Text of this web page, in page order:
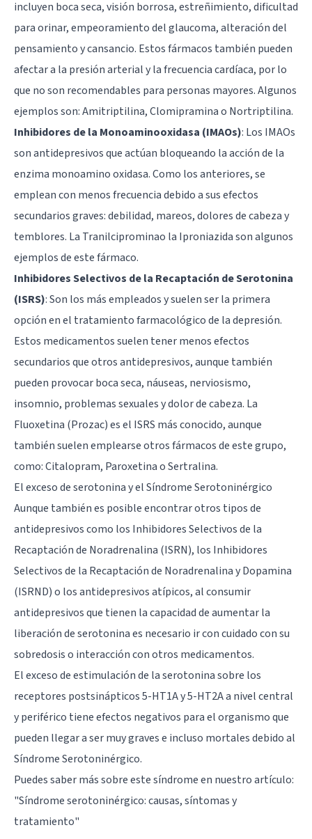
incluyen boca seca, visión borrosa, estreñimiento, dificultad
para orinar, empeoramiento del glaucoma, alteración del
pensamiento y cansancio. Estos fármacos también pueden
afectar a la presión arterial y la frecuencia cardíaca, por lo
que no son recomendables para personas mayores. Algunos
ejemplos son: Amitriptilina, Clomipramina o Nortriptilina.
Inhibidores de la Monoaminooxidasa (IMAOs): Los IMAOs
son antidepresivos que actúan bloqueando la acción de la
enzima monoamino oxidasa. Como los anteriores, se
emplean con menos frecuencia debido a sus efectos
secundarios graves: debilidad, mareos, dolores de cabeza y
temblores. La Tranilciprominao la Iproniazida son algunos
ejemplos de este fármaco.
Inhibidores Selectivos de la Recaptación de Serotonina
(ISRS): Son los más empleados y suelen ser la primera
opción en el tratamiento farmacológico de la depresión.
Estos medicamentos suelen tener menos efectos
secundarios que otros antidepresivos, aunque también
pueden provocar boca seca, náuseas, nerviosismo,
insomnio, problemas sexuales y dolor de cabeza. La
Fluoxetina (Prozac) es el ISRS más conocido, aunque
también suelen emplearse otros fármacos de este grupo,
como: Citalopram, Paroxetina o Sertralina.
El exceso de serotonina y el Síndrome Serotoninérgico
Aunque también es posible encontrar otros tipos de
antidepresivos como los Inhibidores Selectivos de la
Recaptación de Noradrenalina (ISRN), los Inhibidores
Selectivos de la Recaptación de Noradrenalina y Dopamina
(ISRND) o los antidepresivos atípicos, al consumir
antidepresivos que tienen la capacidad de aumentar la
liberación de serotoninaes necesario ir con cuidado con su
sobredosis o interacción con otros medicamentos.
El exceso de estimulación de la serotonina sobre los
receptores postsinápticos 5-HT1A y 5-HT2A a nivel central
y periférico tiene efectos negativos para el organismo que
pueden llegar a ser muy graves e incluso mortales debido al
Síndrome Serotoninérgico.
Puedes saber más sobre este síndrome en nuestro artículo:
"Síndrome serotoninérgico: causas, síntomas y
tratamiento"